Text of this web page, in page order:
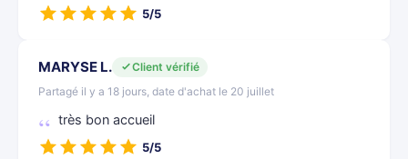
5/5
MARYSE L.
Client vérifié
Partagé il y a 18 jours, date d'achat le 20 juillet
très bon accueil
5/5